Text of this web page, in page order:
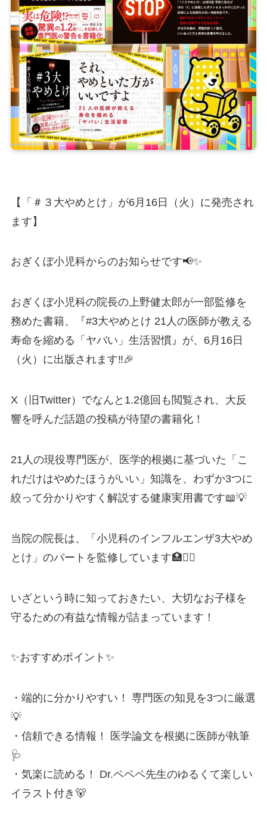
【「＃３大やめとけ」が6月16日（火）に発売され
ます】
おぎくぼ小児科からのお知らせです📢✨
おぎくぼ小児科の院長の上野健太郎が一部監修を
務めた書籍、『#3大やめとけ 21人の医師が教える
寿命を縮める「ヤバい」生活習慣』が、6月16日
（火）に出版されます‼️🎉
X（旧Twitter）でなんと1.2億回も閲覧され、大反
響を呼んだ話題の投稿が待望の書籍化！
21人の現役専門医が、医学的根拠に基づいた「こ
れだけはやめたほうがいい」知識を、わずか3つに
絞って分かりやすく解説する健康実用書です📖💡
当院の院長は、「小児科のインフルエンザ3大やめ
とけ」のパートを監修しています🏥👨‍⚕️
いざという時に知っておきたい、大切なお子様を
守るための有益な情報が詰まっています！
✨おすすめポイント✨
・端的に分かりやすい！ 専門医の知見を3つに厳選
💡
・信頼できる情報！ 医学論文を根拠に医師が執筆
🩺
・気楽に読める！ Dr.ペペペ先生のゆるくて楽しい
イラスト付き🐻